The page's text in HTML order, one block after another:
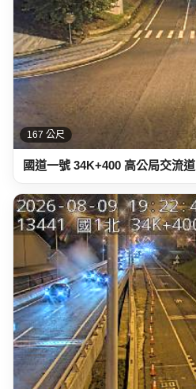
167 公尺
國道一號 34K+400 高公局交流道